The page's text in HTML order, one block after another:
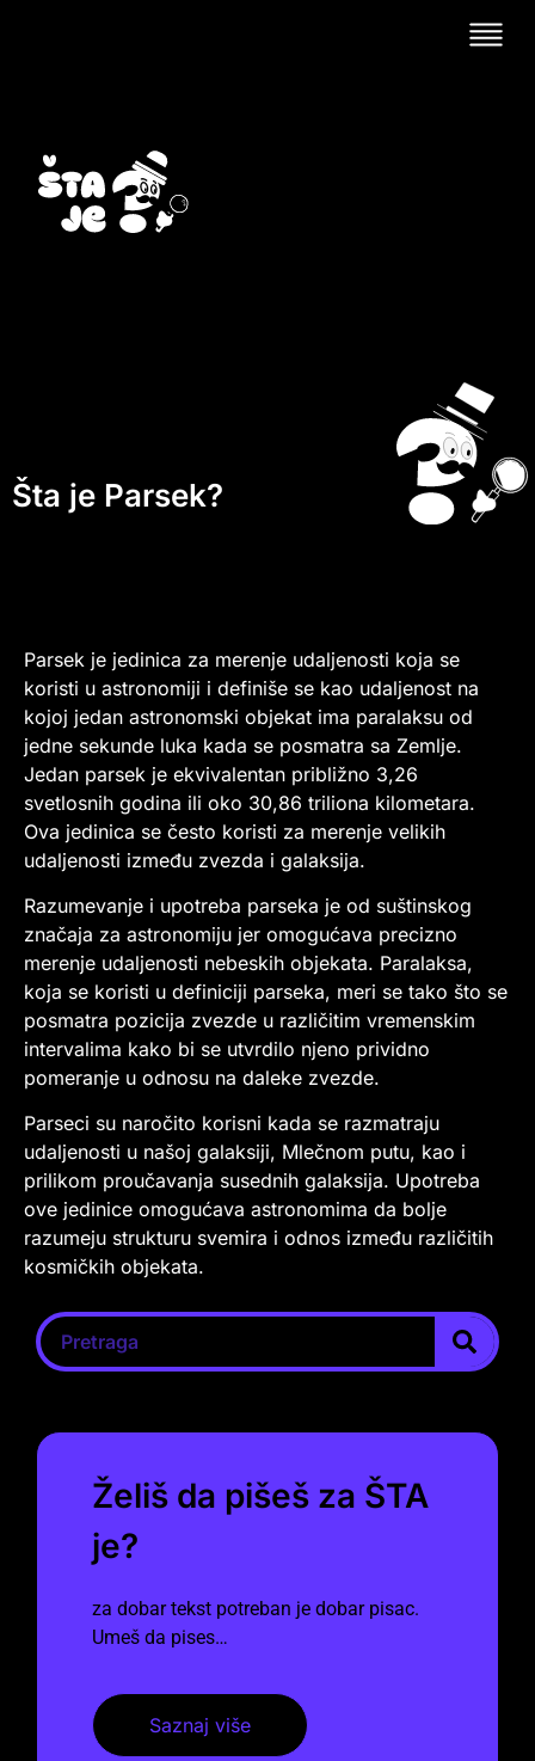
Šta je Parsek?
Parsek je jedinica za merenje udaljenosti koja se
koristi u astronomiji i definiše se kao udaljenost na
kojoj jedan astronomski objekat ima paralaksu od
jedne sekunde luka kada se posmatra sa Zemlje.
Jedan parsek je ekvivalentan približno 3,26
svetlosnih godina ili oko 30,86 triliona kilometara.
Ova jedinica se često koristi za merenje velikih
udaljenosti između zvezda i galaksija.
Razumevanje i upotreba parseka je od suštinskog
značaja za astronomiju jer omogućava precizno
merenje udaljenosti nebeskih objekata. Paralaksa,
koja se koristi u definiciji parseka, meri se tako što se
posmatra pozicija zvezde u različitim vremenskim
intervalima kako bi se utvrdilo njeno prividno
pomeranje u odnosu na daleke zvezde.
Parseci su naročito korisni kada se razmatraju
udaljenosti u našoj galaksiji, Mlečnom putu, kao i
prilikom proučavanja susednih galaksija. Upotreba
ove jedinice omogućava astronomima da bolje
razumeju strukturu svemira i odnos između različitih
kosmičkih objekata.
Želiš da pišeš za ŠTA
je?
za dobar tekst potreban je dobar pisac.
Umeš da pises…
Saznaj više